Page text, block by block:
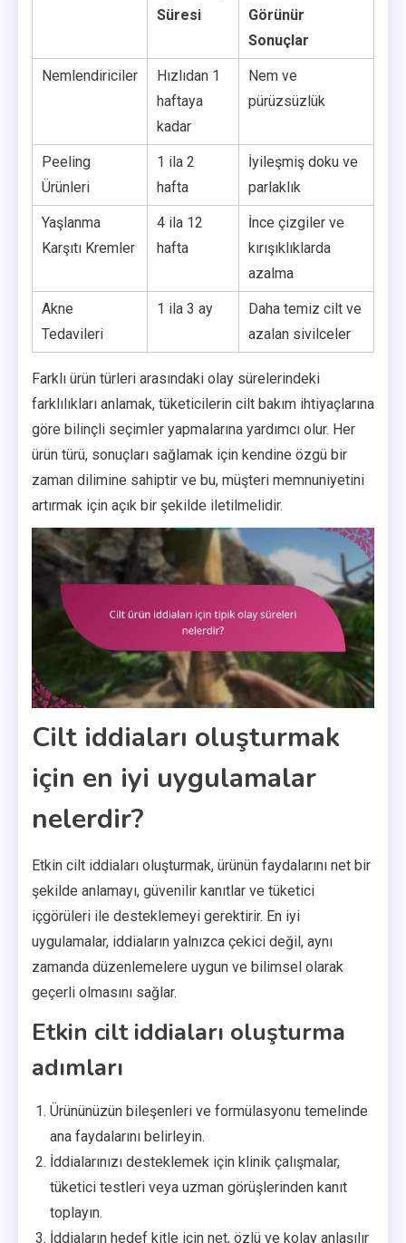
Süresi
Görünür
Sonuçlar
Nemlendiriciler
Hızlıdan 1
haftaya
kadar
Nem ve
pürüzsüzlük
Peeling
Ürünleri
1 ila 2
hafta
İyileşmiş doku ve
parlaklık
Yaşlanma
Karşıtı Kremler
4 ila 12
hafta
İnce çizgiler ve
kırışıklıklarda
azalma
Akne
Tedavileri
1 ila 3 ay
Daha temiz cilt ve
azalan sivilceler
Farklı ürün türleri arasındaki olay sürelerindeki
farklılıkları anlamak, tüketicilerin cilt bakım ihtiyaçlarına
göre bilinçli seçimler yapmalarına yardımcı olur. Her
ürün türü, sonuçları sağlamak için kendine özgü bir
zaman dilimine sahiptir ve bu, müşteri memnuniyetini
artırmak için açık bir şekilde iletilmelidir.
Cilt iddiaları oluşturmak
için en iyi uygulamalar
nelerdir?
Etkin cilt iddiaları oluşturmak, ürünün faydalarını net bir
şekilde anlamayı, güvenilir kanıtlar ve tüketici
içgörüleri ile desteklemeyi gerektirir. En iyi
uygulamalar, iddiaların yalnızca çekici değil, aynı
zamanda düzenlemelere uygun ve bilimsel olarak
geçerli olmasını sağlar.
Etkin cilt iddiaları oluşturma
adımları
Ürününüzün bileşenleri ve formülasyonu temelinde
ana faydalarını belirleyin.
İddialarınızı desteklemek için klinik çalışmalar,
tüketici testleri veya uzman görüşlerinden kanıt
toplayın.
İddiaların hedef kitle için net, özlü ve kolay anlaşılır